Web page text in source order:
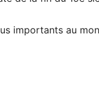
importants au